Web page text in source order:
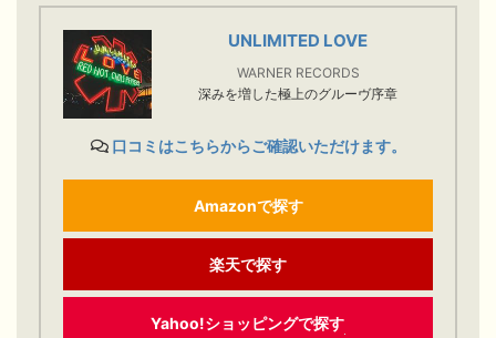
UNLIMITED LOVE
WARNER RECORDS
深みを増した極上のグルーヴ序章
口コミはこちらからご確認いただけます。
Amazonで探す
楽天で探す
Yahoo!ショッピングで探す